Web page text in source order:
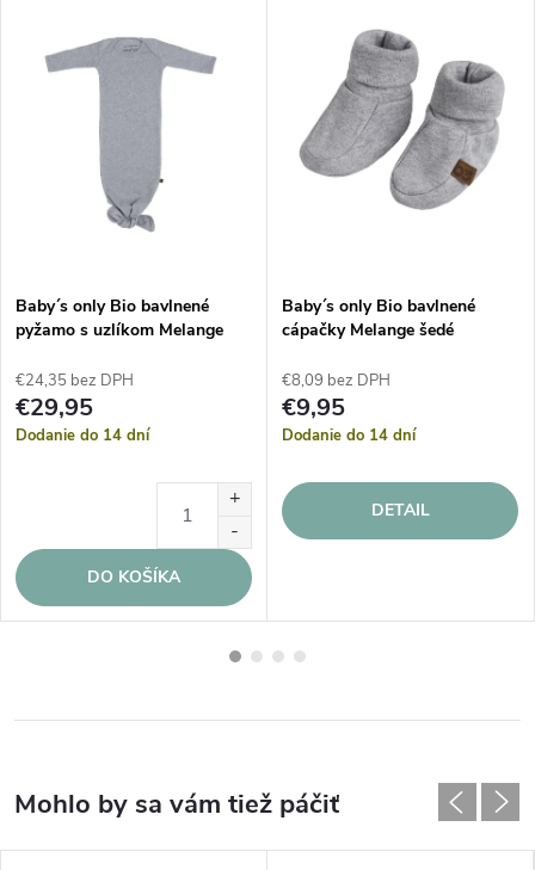
Baby´s only Bio bavlnené
pyžamo s uzlíkom Melange
€24,35 bez DPH
€29,95
Dodanie do 14 dní
DO KOŠÍKA
Baby´s only Bio bavlnené
cápačky Melange šedé
€8,09 bez DPH
€9,95
Dodanie do 14 dní
DETAIL